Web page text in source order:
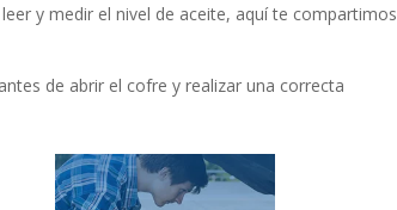
y medir el nivel de aceite, aquí te compartimos
de abrir el cofre y realizar una correcta